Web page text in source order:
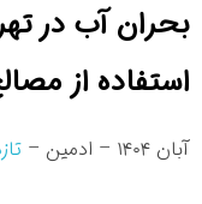
بحران آب در
استفاده از
آبان ۱۴۰۴ – ادمین –